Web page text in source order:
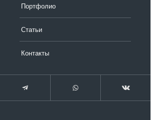
Портфолио
Статьи
Контакты